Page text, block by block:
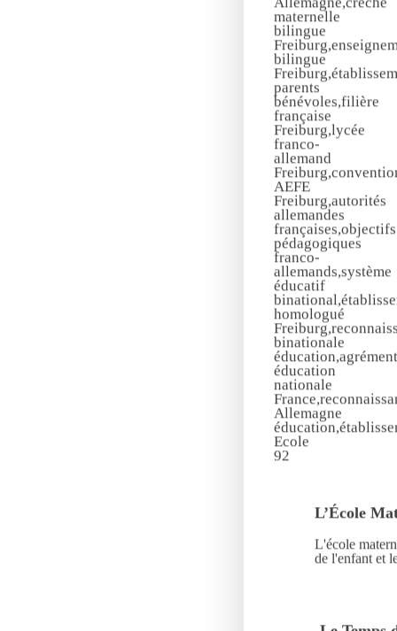
L’École
L'école
de l'enfant et